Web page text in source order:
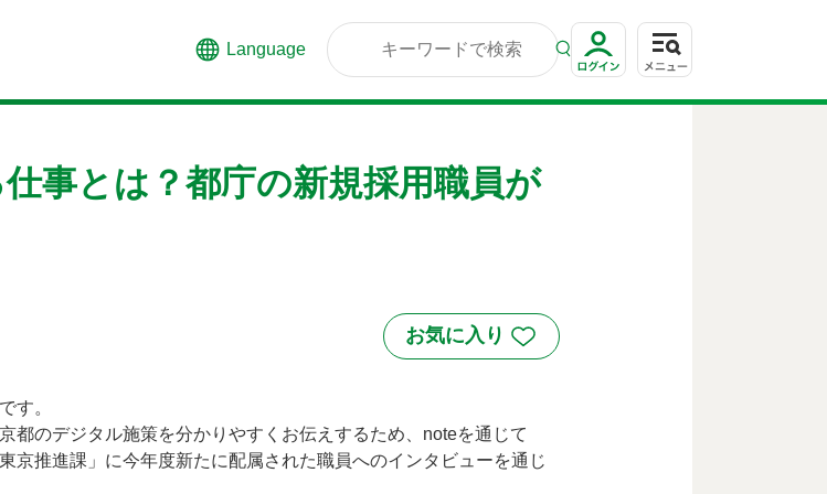
Language
事とは？都庁の新規採用職員が
す。
都のデジタル施策を分かりやすくお伝えするため、noteを通じて
京推進課」に今年度新たに配属された職員へのインタビューを通じ